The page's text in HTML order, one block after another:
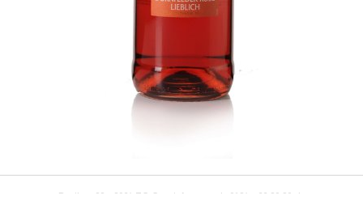
Postbus 33 2964 ZG Groot-Ammers | 0184 - 66 20 80 |